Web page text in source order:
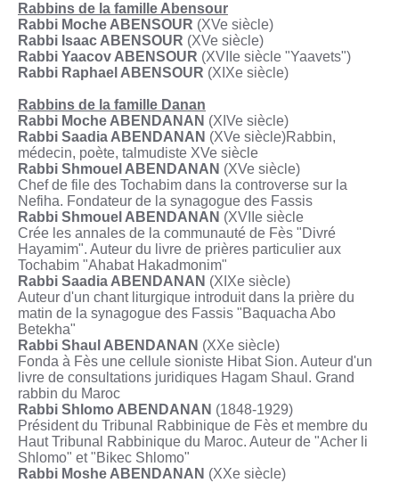
Rabbins de la famille Abensour
Rabbi Moche ABENSOUR (XVe siècle)
Rabbi Isaac ABENSOUR (XVe siècle)
Rabbi Yaacov ABENSOUR (XVIIe siècle "Yaavets")
Rabbi Raphael ABENSOUR (XIXe siècle)
Rabbins de la famille Danan
Rabbi Moche ABENDANAN (XIVe siècle)
Rabbi Saadia ABENDANAN (XVe siècle)Rabbin,
médecin, poète, talmudiste XVe siècle
Rabbi Shmouel ABENDANAN (XVe siècle)
Chef de file des Tochabim dans la controverse sur la
Nefiha. Fondateur de la synagogue des Fassis
Rabbi Shmouel ABENDANAN (XVIIe siècle
Crée les annales de la communauté de Fès "Divré
Hayamim". Auteur du livre de prières particulier aux
Tochabim "Ahabat Hakadmonim"
Rabbi Saadia ABENDANAN (XIXe siècle)
Auteur d'un chant liturgique introduit dans la prière du
matin de la synagogue des Fassis "Baquacha Abo
Betekha"
Rabbi Shaul ABENDANAN (XXe siècle)
Fonda à Fès une cellule sioniste Hibat Sion. Auteur d'un
livre de consultations juridiques Hagam Shaul. Grand
rabbin du Maroc
Rabbi Shlomo ABENDANAN (1848-1929)
Président du Tribunal Rabbinique de Fès et membre du
Haut Tribunal Rabbinique du Maroc. Auteur de "Acher li
Shlomo" et "Bikec Shlomo"
Rabbi Moshe ABENDANAN (XXe siècle)